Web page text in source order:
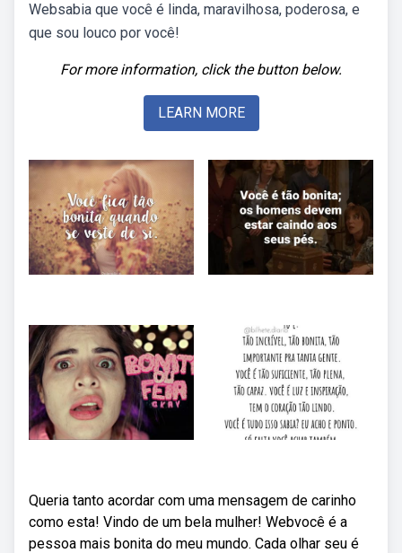
Websabia que você é linda, maravilhosa, poderosa, e
que sou louco por você!
For more information, click the button below.
LEARN MORE
Queria tanto acordar com uma mensagem de carinho
como esta! Vindo de um bela mulher! Webvocê é a
pessoa mais bonita do meu mundo. Cada olhar seu é